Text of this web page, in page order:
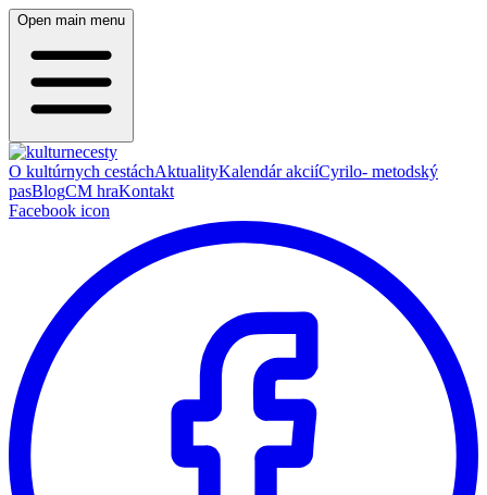
Open main menu
O kultúrnych cestáchAktualityKalendár akciíCyrilo- metodský
pasBlogCM hraKontakt
Facebook icon